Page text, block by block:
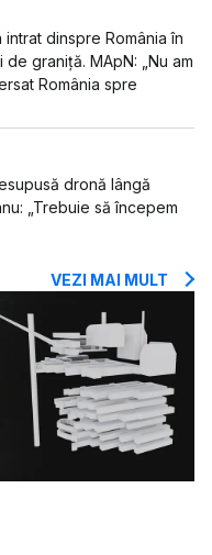
dinspre România în
graniță. MApN: „Nu am
România spre
dronă lângă
„Trebuie să începem
VEZI MAI MULT